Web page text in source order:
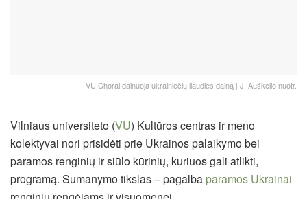
VU Chorai dainuoja ukrainiečių liaudies dainą | J. Auškelio nuotr.
Vilniaus universiteto (VU) Kultūros centras ir meno
kolektyvai nori prisidėti prie Ukrainos palaikymo bei
paramos renginių ir siūlo kūrinių, kuriuos gali atlikti,
programą. Sumanymo tikslas – pagalba paramos Ukrainai